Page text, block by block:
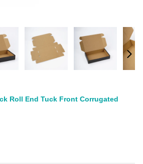
Roll End Tuck Front Corrugated